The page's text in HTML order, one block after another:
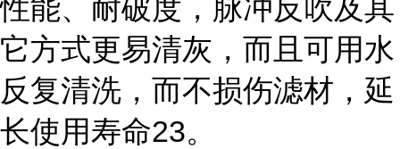
性能、耐破度，脉冲反吹及其
它方式更易清灰，而且可用水
反复清洗，而不损伤滤材，延
长使用寿命23。